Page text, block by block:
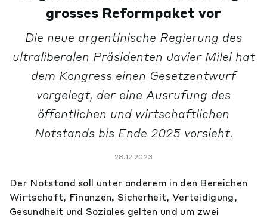
grosses Reformpaket vor
Die neue argentinische Regierung des
ultraliberalen Präsidenten Javier Milei hat
dem Kongress einen Gesetzentwurf
vorgelegt, der eine Ausrufung des
öffentlichen und wirtschaftlichen
Notstands bis Ende 2025 vorsieht.
28.12.2023
Der Notstand soll unter anderem in den Bereichen
Wirtschaft, Finanzen, Sicherheit, Verteidigung,
Gesundheit und Soziales gelten und um zwei